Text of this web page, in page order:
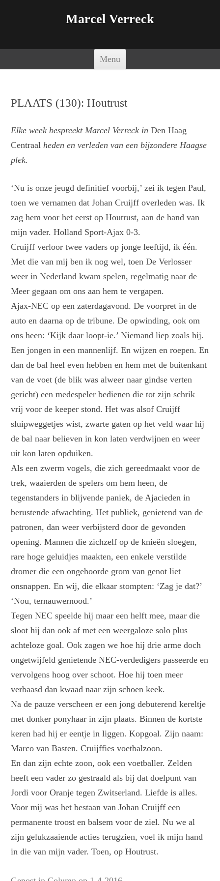
Marcel Verreck
Menu
PLAATS (130): Houtrust
Elke week bespreekt Marcel Verreck in Den Haag
Centraal heden en verleden van een bijzondere Haagse
plek.
‘Nu is onze jeugd definitief voorbij,’ zei ik tegen Paul,
toen we vernamen dat Johan Cruijff overleden was. Ik
zag hem voor het eerst op Houtrust, aan de hand van
mijn vader. Holland Sport-Ajax 0-3.
Cruijff verloor twee vaders op jonge leeftijd, ik één.
Met die van mij ben ik nog wel, toen De Verlosser
weer in Nederland kwam spelen, regelmatig naar de
Meer gegaan om ons aan hem te vergapen.
Ajax-NEC op een zaterdagavond. De voorpret in de
auto en daarna op de tribune. De opwinding, ook om
ons heen: ‘Kijk daar loopt-ie.’ Niemand liep zoals hij.
Een jongen in een mannenlijf. En wijzen en roepen. En
dan de bal heel even hebben en hem met de buitenkant
van de voet (de blik was alweer naar gindse verten
gericht) een medespeler bedienen die tot zijn schrik
vrij voor de keeper stond. Het was alsof Cruijff
sluipweggetjes wist, zwarte gaten op het veld waar hij
de bal naar believen in kon laten verdwijnen en weer
uit kon laten opduiken.
Als een zwerm vogels, die zich gereedmaakt voor de
trek, waaierden de spelers om hem heen, de
tegenstanders in blijvende paniek, de Ajacieden in
berustende afwachting. Het publiek, genietend van de
patronen, dan weer verbijsterd door de gevonden
opening. Mannen die zichzelf op de knieën sloegen,
rare hoge geluidjes maakten, een enkele verstilde
dromer die een ongehoorde grom van genot liet
onsnappen. En wij, die elkaar stompten: ‘Zag je dat?’
‘Nou, ternauwernood.’
Tegen NEC speelde hij maar een helft mee, maar die
sloot hij dan ook af met een weergaloze solo plus
achteloze goal. Ook zagen we hoe hij drie arme doch
ongetwijfeld genietende NEC-verdedigers passeerde en
vervolgens hoog over schoot. Hoe hij toen meer
verbaasd dan kwaad naar zijn schoen keek.
Na de pauze verscheen er een jong debuterend kereltje
met donker ponyhaar in zijn plaats. Binnen de kortste
keren had hij er eentje in liggen. Kopgoal. Zijn naam:
Marco van Basten. Cruijffies voetbalzoon.
En dan zijn echte zoon, ook een voetballer. Zelden
heeft een vader zo gestraald als bij dat doelpunt van
Jordi voor Oranje tegen Zwitserland. Liefde is alles.
Voor mij was het bestaan van Johan Cruijff een
permanente troost en balsem voor de ziel. Nu we al
zijn gelukzaaiende acties terugzien, voel ik mijn hand
in die van mijn vader. Toen, op Houtrust.